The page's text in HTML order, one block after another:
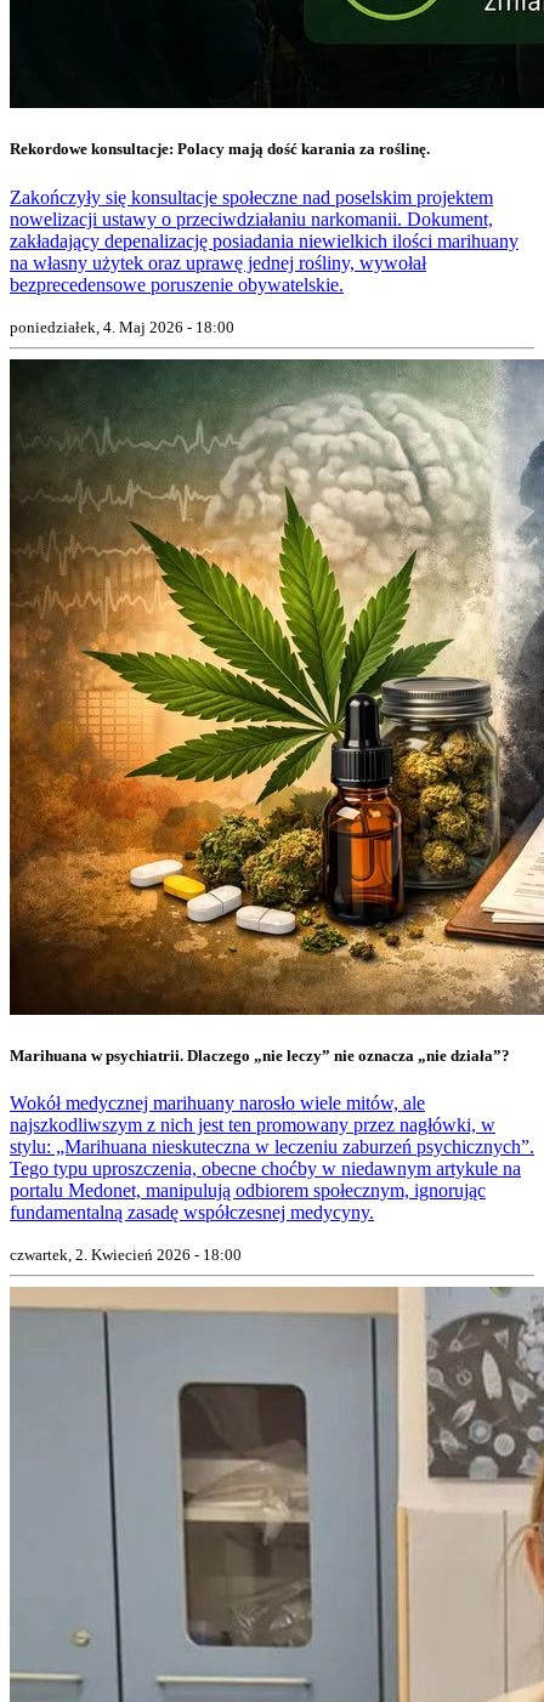
Rekordowe konsultacje: Polacy mają dość karania za roślinę.
Zakończyły się konsultacje społeczne nad poselskim projektem
nowelizacji ustawy o przeciwdziałaniu narkomanii. Dokument,
zakładający depenalizację posiadania niewielkich ilości marihuany
na własny użytek oraz uprawę jednej rośliny, wywołał
bezprecedensowe poruszenie obywatelskie.
poniedziałek, 4. Maj 2026 - 18:00
Marihuana w psychiatrii. Dlaczego „nie leczy” nie oznacza „nie działa”?
Wokół medycznej marihuany narosło wiele mitów, ale
najszkodliwszym z nich jest ten promowany przez nagłówki, w
stylu: „Marihuana nieskuteczna w leczeniu zaburzeń psychicznych”.
Tego typu uproszczenia, obecne choćby w niedawnym artykule na
portalu Medonet, manipulują odbiorem społecznym, ignorując
fundamentalną zasadę współczesnej medycyny.
czwartek, 2. Kwiecień 2026 - 18:00